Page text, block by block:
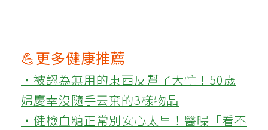
💪更多健康推薦
‧被認為無用的東西反幫了大忙！50歲
婦慶幸沒隨手丟棄的3樣物品
‧健檢血糖正常別安心太早！醫曝「看不